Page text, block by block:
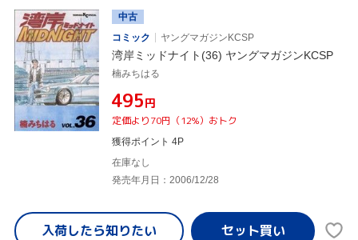
中古
コミック
ヤングマガジンKCSP
湾岸ミッドナイト(36) ヤングマガジンKCSP
楠みちはる
¥495円
定価より70円（12%）おトク
獲得ポイント 4P
在庫なし
発売年月日：2006/12/28
入荷したら知りたい